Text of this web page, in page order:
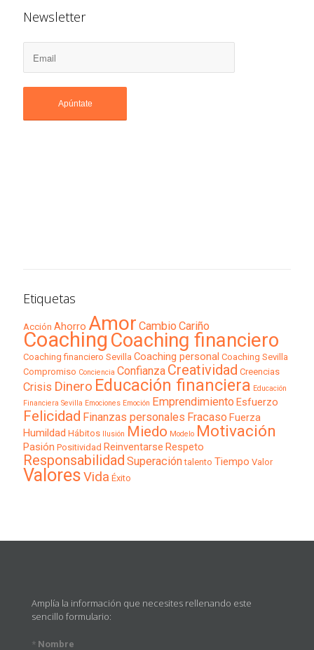
Newsletter
Etiquetas
Acción Ahorro Amor CambioCariño
Coaching Coaching financiero
Coaching financiero Sevilla Coaching personal Coaching Sevilla
Compromiso Conciencia Confianza Creatividad Creencias
Crisis Dinero Educación financiera Educación
Financiera Sevilla Emociones Emoción EmprendimientoEsfuerzo
Felicidad Finanzas personales FracasoFuerza
Humildad Hábitos Ilusión Miedo Modelo Motivación
Pasión Positividad Reinventarse Respeto
Responsabilidad Superación talento Tiempo Valor
ValoresVida Éxito
Amplía la información que necesites rellenando este
sencillo formulario:
* Nombre